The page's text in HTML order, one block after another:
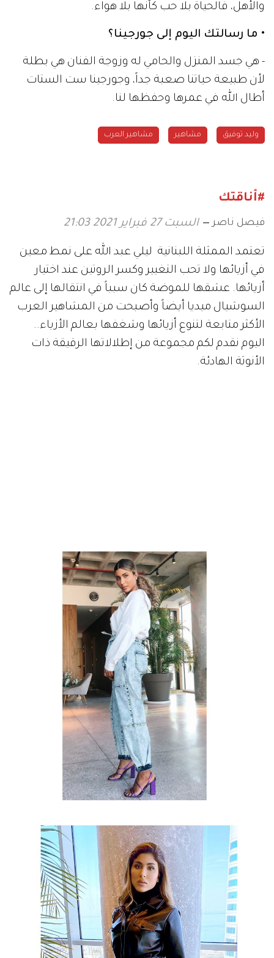
والأهل، فالحياة بلا حب كأنها بلا هواء.
• ما رسالتك اليوم إلى جورجينا؟
- هي جسد المنزل والحامي له وزوجة الفنان هي بطلة
لأن طبيعة حياتنا صعبة جداً، وجورجينا ست الستات
أطال الله في عمرها وحفظها لنا.
وليد توفيق مشاهير مشاهير العرب
#أناقتك
فيصل ناصر السبت 27 فبراير 2021 21:03
تعتمد الممثلة اللبنانية ليلي عبد الله على نمط معين
في أزيائها ولا تحب التغيير وكسر الروتين عند اختيار
أزيائها. عشقها للموضة كان سبباً في انتقالها إلى عالم
السوشيال ميديا أيضاً وأصبحت من المشاهير العرب
الأكثر متابعة لتنوع أزيائها وشغفها بعالم الأزياء..
اليوم نقدم لكم مجموعة من إطلالاتها الرقيقة ذات
الأنوثة الهادئة.